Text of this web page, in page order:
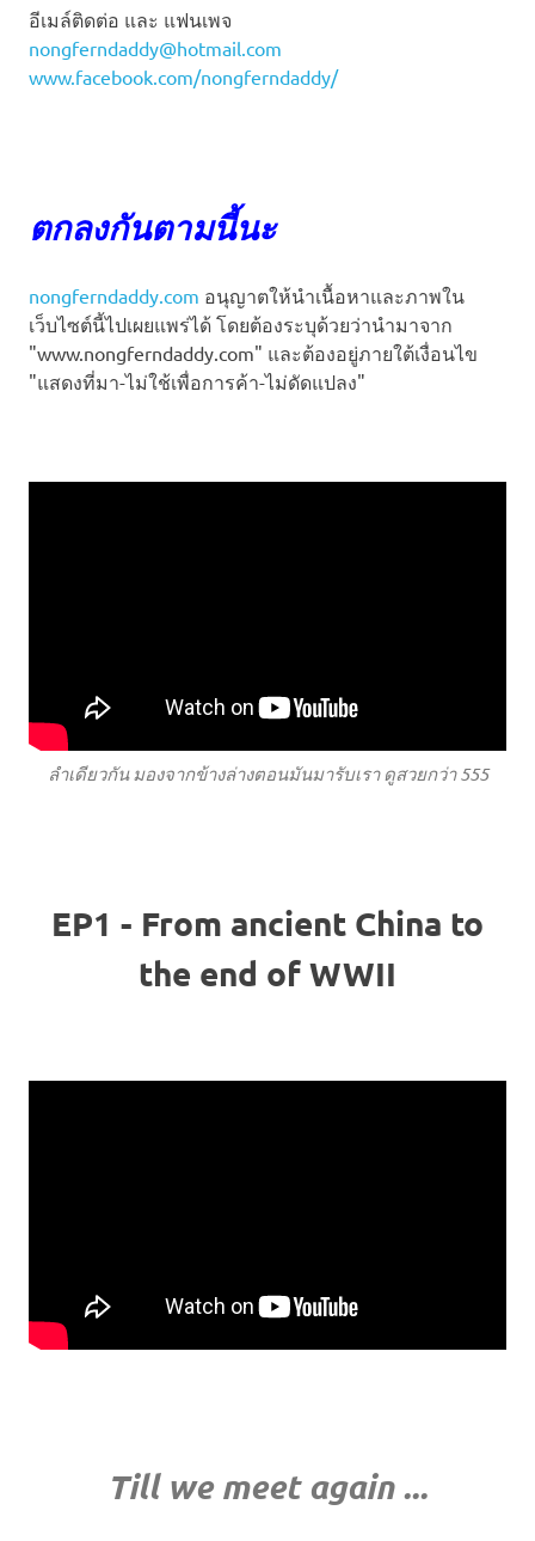
อีเมล์ติดต่อ และ แฟนเพจ
nongferndaddy@hotmail.com
www.facebook.com/nongferndaddy/
ตกลงกันตามนี้นะ
nongferndaddy.com อนุญาตให้นำเนื้อหาและภาพใน
เว็บไซต์นี้ไปเผยแพร่ได้ โดยต้องระบุด้วยว่านำมาจาก
"www.nongferndaddy.com" และต้องอยู่ภายใต้เงื่อนไข
"แสดงที่มา-ไม่ใช้เพื่อการค้า-ไม่ดัดแปลง"
ลำเดียวกัน มองจากข้างล่างตอนมันมารับเรา ดูสวยกว่า 555
EP1 - From ancient China to
the end of WWII
Till we meet again ...